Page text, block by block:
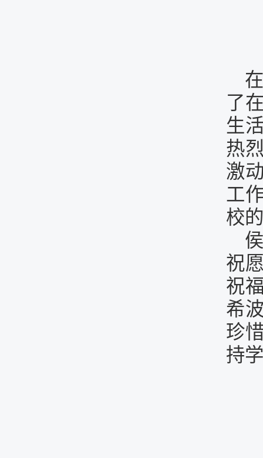
了
生
热
激
工
校
祝
祝
希
珍
持